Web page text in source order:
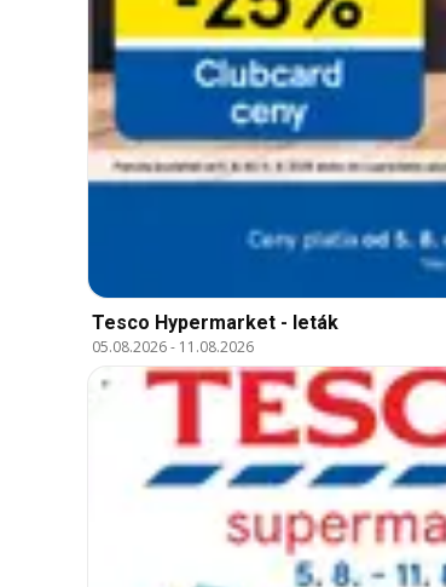
Tesco Hypermarket - leták
05.08.2026- 11.08.2026